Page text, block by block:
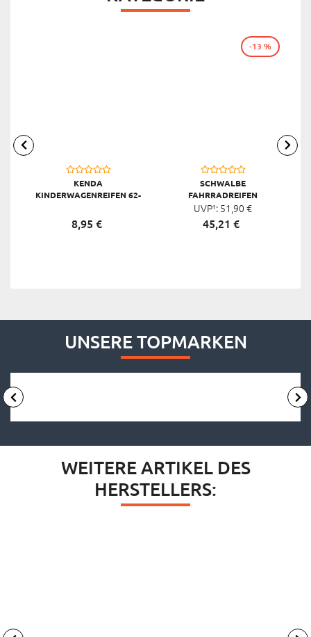
KENDA
KINDERWAGENREIFEN 62-
8,95 €
SCHWALBE
FAHRRADREIFEN
MARATHON E-PLUS SMART
DUALGUARD E-50, 28 X 1,50
UVP¹: 51,90 €
45,21 €
-13 %
UNSERE TOPMARKEN
WEITERE ARTIKEL DES
HERSTELLERS: